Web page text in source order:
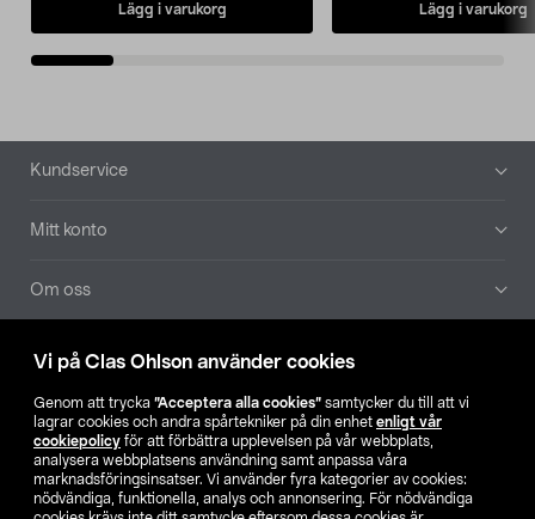
Vi på Clas Ohlson använder cookies
Genom att trycka ”Acceptera alla cookies” samtycker du till att vi
lagrar cookies och andra spårtekniker på din enhet enligt vår
cookiepolicy för att förbättra upplevelsen på vår webbplats,
analysera webbplatsens användning samt anpassa våra
marknadsföringsinsatser. Vi använder fyra kategorier av cookies:
nödvändiga, funktionella, analys och annonsering. För nödvändiga
Lägg i varukorg Lägg i varukorg
Sidfot
Kundservice
Mitt konto
Om oss
Aktuellt
Våra bolag
Hitta butik